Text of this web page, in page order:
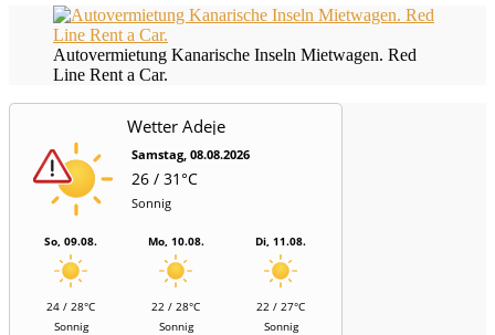
Autovermietung Kanarische Inseln Mietwagen. Red
Line Rent a Car.
Wetter Adeje
Samstag, 08.08.2026
26 / 31°C
Sonnig
So, 09.08.
24 / 28°C
Sonnig
Mo, 10.08.
22 / 28°C
Sonnig
Di, 11.08.
22 / 27°C
Sonnig